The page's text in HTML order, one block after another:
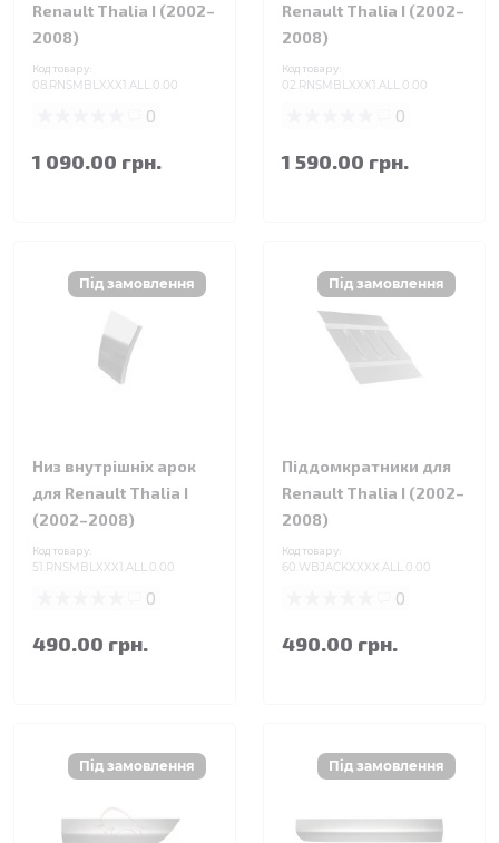
Renault Thalia I (2002–
2008)
Код товару:
08.RNSMBLXXX1.ALL.0.00
0
1 090.00 грн.
Renault Thalia I (2002–
2008)
Код товару:
02.RNSMBLXXX1.ALL.0.00
0
1 590.00 грн.
Низ внутрішніх арок
для Renault Thalia I
(2002–2008)
Код товару:
51.RNSMBLXXX1.ALL.0.00
0
490.00 грн.
Піддомкратники для
Renault Thalia I (2002–
2008)
Код товару:
60.WBJACKXXXX.ALL.0.00
0
490.00 грн.